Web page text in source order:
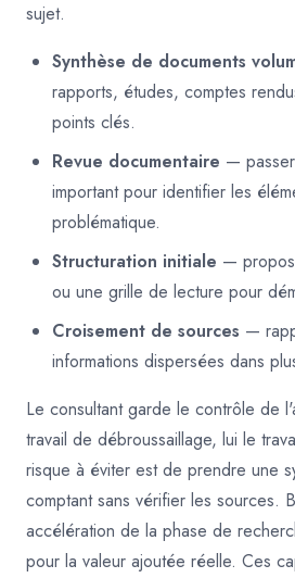
sujet.
Synthèse de documents
rapports, études, comptes
points clés.
Revue documentaire —
important pour identifier les
problématique.
Structuration initiale —
ou une grille de lecture pour
Croisement de sources —
informations dispersées dans
Le consultant garde le contrôle de
travail de débroussaillage, lui le
risque à éviter est de prendre une
comptant sans vérifier les sources.
accélération de la phase de
pour la valeur ajoutée réelle. Ces